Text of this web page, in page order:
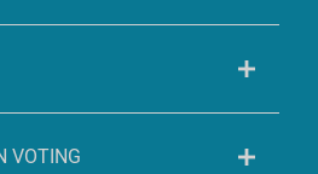
VOTING